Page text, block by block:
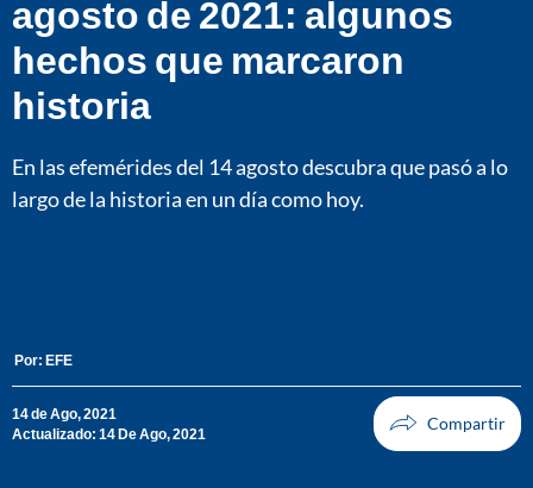
agosto de 2021: algunos
hechos que marcaron
historia
En las efemérides del 14 agosto descubra que pasó a lo
largo de la historia en un día como hoy.
Por: EFE
14 de Ago, 2021
Actualizado: 14 De Ago, 2021